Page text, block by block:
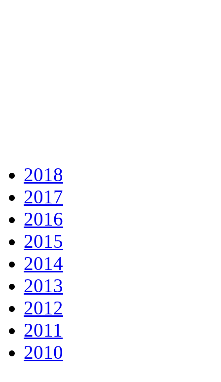
2018
2017
2016
2015
2014
2013
2012
2011
2010